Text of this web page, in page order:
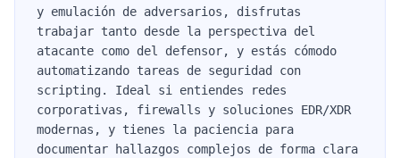
y emulación de adversarios, disfrutas
trabajar tanto desde la perspectiva del
atacante como del defensor, y estás cómodo
automatizando tareas de seguridad con
scripting. Ideal si entiendes redes
corporativas, firewalls y soluciones EDR/XDR
modernas, y tienes la paciencia para
documentar hallazgos complejos de forma clara